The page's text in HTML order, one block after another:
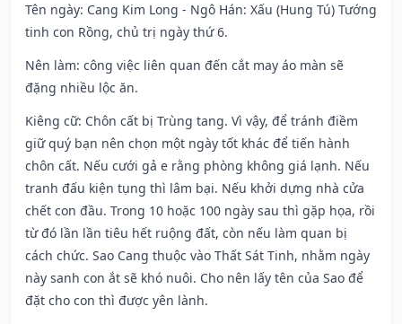
Tên ngày: Cang Kim Long - Ngô Hán: Xấu (Hung Tú) Tướng
tinh con Rồng, chủ trị ngày thứ 6.
Nên làm: công việc liên quan đến cắt may áo màn sẽ
đặng nhiều lộc ăn.
Kiêng cữ: Chôn cất bị Trùng tang. Vì vậy, để tránh điềm
giữ quý bạn nên chọn một ngày tốt khác để tiến hành
chôn cất. Nếu cưới gả e rằng phòng không giá lạnh. Nếu
tranh đấu kiện tụng thì lâm bại. Nếu khởi dựng nhà cửa
chết con đầu. Trong 10 hoặc 100 ngày sau thì gặp họa, rồi
từ đó lần lần tiêu hết ruộng đất, còn nếu làm quan bị
cách chức. Sao Cang thuộc vào Thất Sát Tinh, nhằm ngày
này sanh con ắt sẽ khó nuôi. Cho nên lấy tên của Sao để
đặt cho con thì được yên lành.